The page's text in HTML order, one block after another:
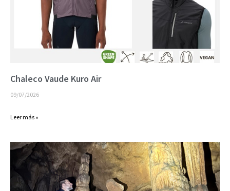
Chaleco Vaude Kuro Air
09/07/2026
Leer más »